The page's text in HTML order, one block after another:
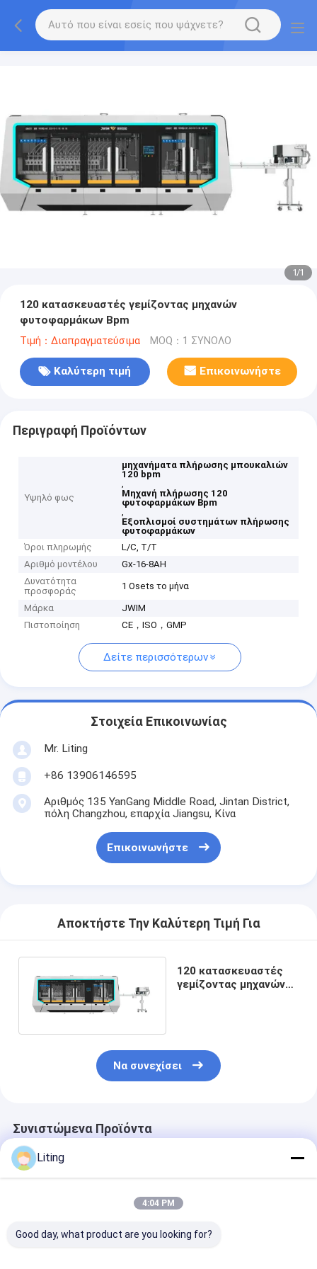
1/1
120 κατασκευαστές γεμίζοντας μηχανών
φυτοφαρμάκων Bpm
Τιμή：Διαπραγματεύσιμα MOQ：1 ΣΥΝΟΛΟ
Καλύτερη τιμή Επικοινωνήστε
Περιγραφή Προϊόντων
Υψηλό φως
μηχανήματα πλήρωσης μπουκαλιών
120 bpm
,
Μηχανή πλήρωσης 120
φυτοφαρμάκων Bpm
,
Εξοπλισμοί συστημάτων πλήρωσης
φυτοφαρμάκων
Όροι πληρωμής
L/C, T/T
Αριθμό μοντέλου
Gx-16-8AH
Δυνατότητα
προσφοράς
1 Osets το μήνα
Μάρκα
JWIM
Πιστοποίηση
CE，ISO，GMP
Δείτε περισσότερων
Στοιχεία Επικοινωνίας
Mr. Liting
+86 13906146595
Αριθμός 135 YanGang Middle Road, Jintan District,
πόλη Changzhou, επαρχία Jiangsu, Κίνα
Επικοινωνήστε
Αποκτήστε Την Καλύτερη Τιμή Για
120 κατασκευαστές
γεμίζοντας μηχανών
Να συνεχίσει
Συνιστώμενα Προϊόντα
Liting
4:04 PM
Good day, what product are you looking for?